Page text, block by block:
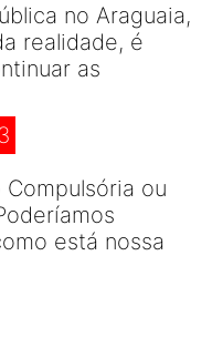
no Araguaia,
realidade, é
as
Compulsória ou
está nossa